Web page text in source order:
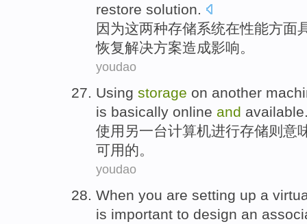
restore solution.
因为这两种存储系统在性能方面
恢复解决方案造成影响。
youdao
Using storage on another
is basically online and available
使用 另一台计算机进行存储则 意
可用的。
youdao
When you are setting up a
is important to design an